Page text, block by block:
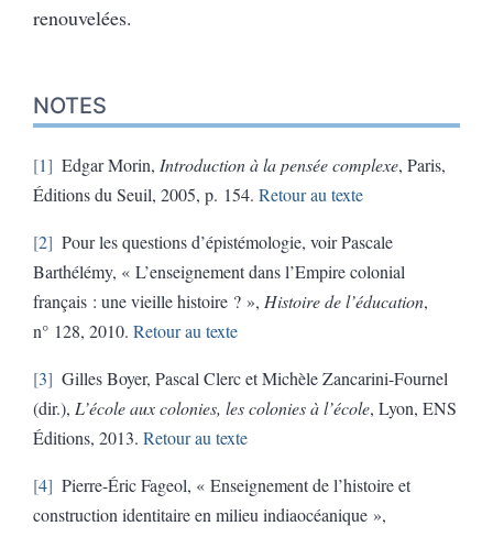
renouvelées.
NOTES
1 Edgar Morin, Introduction à la pensée complexe, Paris,
Éditions du Seuil, 2005, p. 154. Retour au texte
2
Pour les questions d’épistémologie, voir Pascale
Barthélémy, « L’enseignement dans l’Empire colonial
français : une vieille histoire ? », Histoire de l’éducation,
n° 128, 2010. Retour au texte
3
Gilles Boyer, Pascal Clerc et Michèle Zancarini-Fournel
(dir.), L’école aux colonies, les colonies à l’école, Lyon, ENS
Éditions, 2013. Retour au texte
4
Pierre-Éric Fageol, « Enseignement de l’histoire et
construction identitaire en milieu indiaocéanique »,